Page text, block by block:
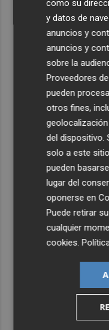
como su
y datos de
anuncios y
anuncios y
sobre la
Proveedores
pueden
otros fines,
del dispositivo.
solo a este
pueden
lugar del
oponerse en
Puede retirar
cualquier
cookies .